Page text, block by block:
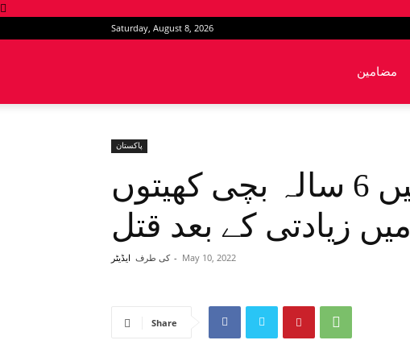
Saturday, August 8, 2026
مضامین
پاکستان
پاکستان: پنجاب میں 6 سالہ بچی کھیتوں
میں زیادتی کے بعد قتل
کی طرف ایڈیٹر - May 10, 2022
Share